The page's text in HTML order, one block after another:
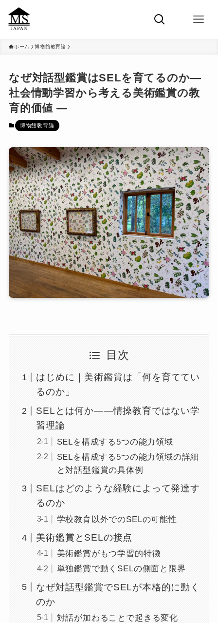
ホーム 博物館教育論
なぜ対話型鑑賞はSELを育てるのか―
社会情動学習から考える美術鑑賞の教
育的価値 ―
博物館教育論
目次
はじめに｜美術鑑賞は「何を育ててい
るのか」
SELとは何か――情操教育ではない学
習理論
SELを構成する5つの能力領域
SELを構成する5つの能力領域の詳細
と対話型鑑賞の具体例
SELはどのような経験によって発達す
るのか
学校教育以外でのSELの可能性
美術鑑賞とSELの接点
美術鑑賞がもつ学習的特徴
単独鑑賞で動くSELの側面と限界
なぜ対話型鑑賞でSELが本格的に動く
のか
対話が加わることで起きる変化